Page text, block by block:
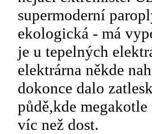
supermoderní
ekologická - má
je u tepelných
elektrárna někde
dokonce dalo
půdě,kde
víc než dost.